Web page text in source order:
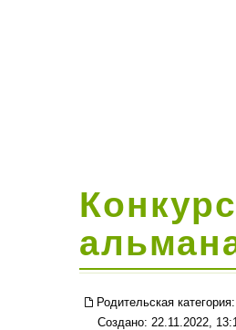
Родительская категория:
Создано: 22.11.2022,